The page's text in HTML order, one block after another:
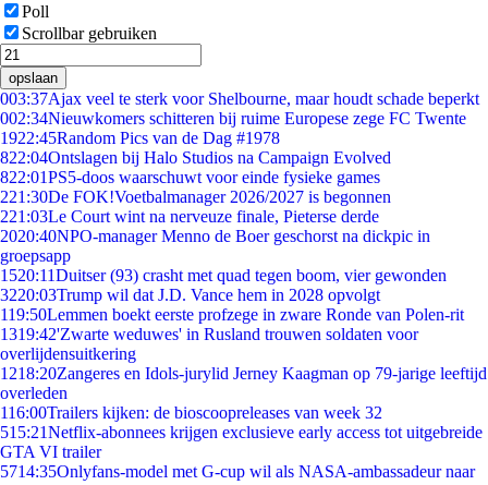
Poll
Scrollbar gebruiken
opslaan
003:37Ajax veel te sterk voor Shelbourne, maar houdt schade beperkt
002:34Nieuwkomers schitteren bij ruime Europese zege FC Twente
1922:45Random Pics van de Dag #1978
822:04Ontslagen bij Halo Studios na Campaign Evolved
822:01PS5-doos waarschuwt voor einde fysieke games
221:30De FOK!Voetbalmanager 2026/2027 is begonnen
221:03Le Court wint na nerveuze finale, Pieterse derde
2020:40NPO-manager Menno de Boer geschorst na dickpic in
groepsapp
1520:11Duitser (93) crasht met quad tegen boom, vier gewonden
3220:03Trump wil dat J.D. Vance hem in 2028 opvolgt
119:50Lemmen boekt eerste profzege in zware Ronde van Polen-rit
1319:42'Zwarte weduwes' in Rusland trouwen soldaten voor
overlijdensuitkering
1218:20Zangeres en Idols-jurylid Jerney Kaagman op 79-jarige leeftijd
overleden
116:00Trailers kijken: de bioscoopreleases van week 32
515:21Netflix-abonnees krijgen exclusieve early access tot uitgebreide
GTA VI trailer
5714:35Onlyfans-model met G-cup wil als NASA-ambassadeur naar